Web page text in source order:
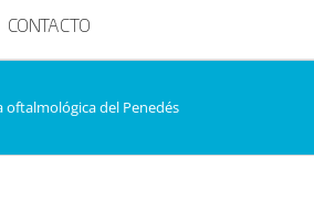
CONTACTO
oftalmológica del Penedés